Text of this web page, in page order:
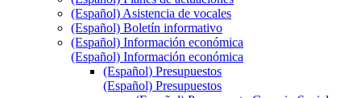
(Español) Asistencia de vocales
(Español) Boletín informativo
(Español) Información económica
(Español) Información económica
(Español) Presupuestos
(Español) Presupuestos